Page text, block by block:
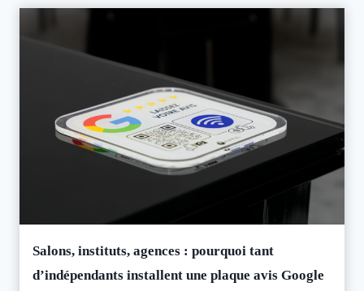
Salons, instituts, agences : pourquoi tant
d’indépendants installent une plaque avis Google